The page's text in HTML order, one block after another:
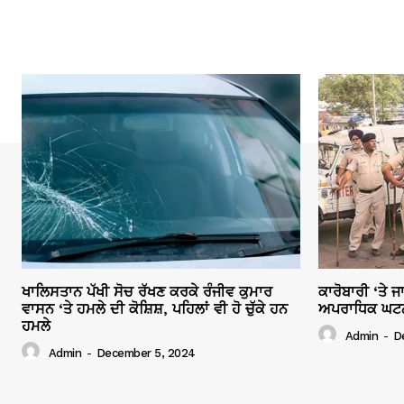
ਖਾਲਿਸਤਾਨ ਪੱਖੀ ਸੋਚ ਰੱਖਣ ਕਰਕੇ ਰੰਜੀਵ ਕੁਮਾਰ
ਵਾਸਨ ‘ਤੇ ਹਮਲੇ ਦੀ ਕੋਸ਼ਿਸ਼, ਪਹਿਲਾਂ ਵੀ ਹੋ ਚੁੱਕੇ ਹਨ
ਹਮਲੇ
Admin - December 5, 2024
ਕਾਰੋਬਾਰੀ ‘ਤੇ
ਅਪਰਾਧਿਕ
Admin -